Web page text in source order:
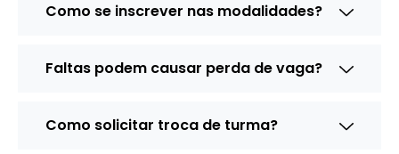
Como se inscrever nas modalidades?
Faltas podem causar perda de vaga?
Como solicitar troca de turma?